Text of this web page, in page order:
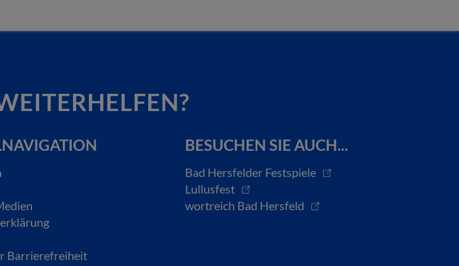
Barrierefreiheit
BESUCHEN SIE AUCH...
Bad Hersfelder Festspiele
Lullusfest
wortreich Bad Hersfeld